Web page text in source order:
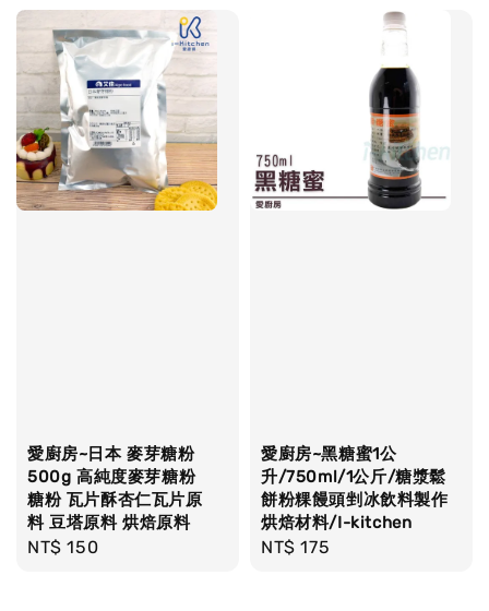
愛廚房~日本 麥芽糖粉
500g 高純度麥芽糖粉
糖粉 瓦片酥杏仁瓦片原
料 豆塔原料 烘焙原料
Regular
NT$ 150
愛廚房~黑糖蜜1公
升/750ml/1公斤/糖漿鬆
餅粉粿饅頭剉冰飲料製作
烘焙材料/I-kitchen
Regular
NT$ 175